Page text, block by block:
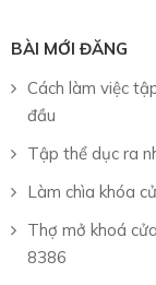
BÀI MỚI ĐĂNG
Cách làm việc
đầu
Tập thể dục ra
Làm chìa khóa
Thợ mở khoá
8386